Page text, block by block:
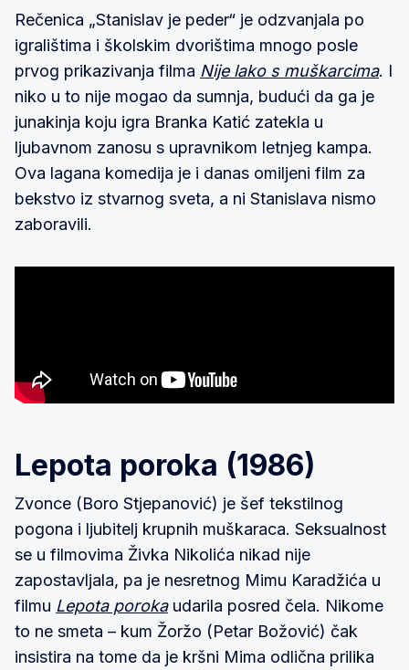
Rečenica „Stanislav je peder“ je odzvanjala po
igralištima i školskim dvorištima mnogo posle
prvog prikazivanja filma Nije lako s muškarcima. I
niko u to nije mogao da sumnja, budući da ga je
junakinja koju igra Branka Katić zatekla u
ljubavnom zanosu s upravnikom letnjeg kampa.
Ova lagana komedija je i danas omiljeni film za
bekstvo iz stvarnog sveta, a ni Stanislava nismo
zaboravili.
Lepota poroka (1986)
Zvonce (Boro Stjepanović) je šef tekstilnog
pogona i ljubitelj krupnih muškaraca. Seksualnost
se u filmovima Živka Nikolića nikad nije
zapostavljala, pa je nesretnog Mimu Karadžića u
filmu Lepota porokaudarila posred čela. Nikome
to ne smeta – kum Žoržo (Petar Božović) čak
insistira na tome da je kršni Mima odlična prilika